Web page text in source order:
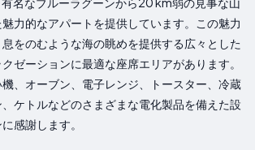
力的なアパートを提供しています。この魅力
をのむような海の眺めを提供する広々とした
ゼーションに最適な座席エリアがあります。
、オーブン、電子レンジ、トースター、冷蔵
ケトルなどのさまざまな電化製品を備えた設
感謝します。